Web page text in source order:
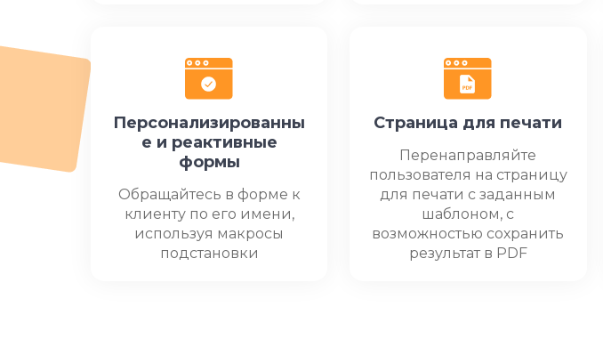
Персонализированны
е и реактивные
формы
Обращайтесь в форме к
клиенту по его имени,
используя макросы
подстановки
Страница для печати
Перенаправляйте
пользователя на страницу
для печати с заданным
шаблоном, с
возможностью сохранить
результат в PDF